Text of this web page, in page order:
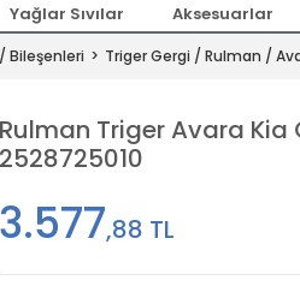
Yağlar Sıvılar Aksesuarlar
Bileşenleri Triger Gergi / Rulman /
Rulman Triger Avara
2528725010
3.577,88 TL